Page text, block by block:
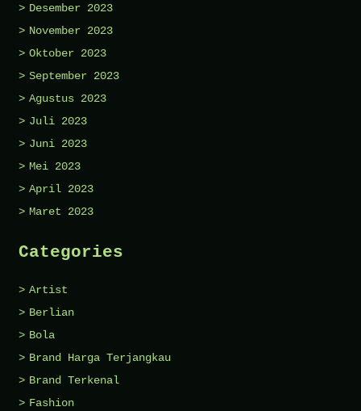
Desember 2023
November 2023
Oktober 2023
September 2023
Agustus 2023
Juli 2023
Juni 2023
Mei 2023
April 2023
Maret 2023
Categories
Artist
Berlian
Bola
Brand Harga Terjangkau
Brand Terkenal
Fashion